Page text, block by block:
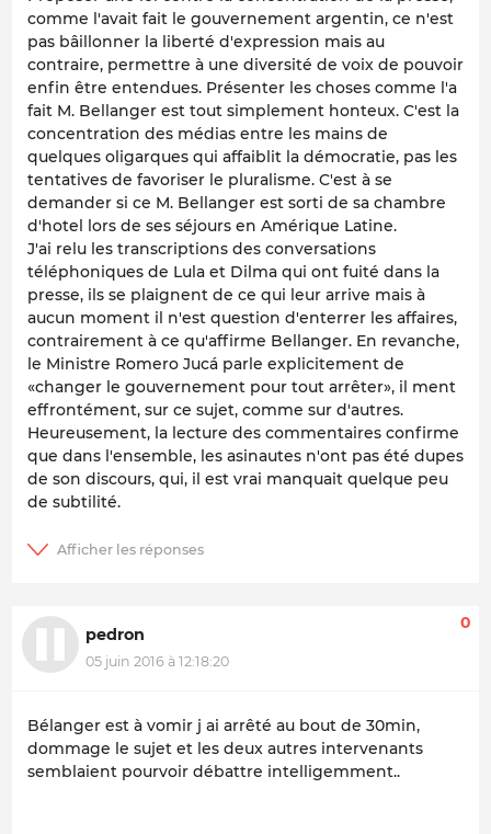
comme l'avait fait le gouvernement argentin, ce n'est
pas bâillonner la liberté d'expression mais au
contraire, permettre à une diversité de voix de pouvoir
enfin être entendues. Présenter les choses comme l'a
fait M. Bellanger est tout simplement honteux. C'est la
concentration des médias entre les mains de
quelques oligarques qui affaiblit la démocratie, pas les
tentatives de favoriser le pluralisme. C'est à se
demander si ce M. Bellanger est sorti de sa chambre
d'hotel lors de ses séjours en Amérique Latine.
J'ai relu les transcriptions des conversations
téléphoniques de Lula et Dilma qui ont fuité dans la
presse, ils se plaignent de ce qui leur arrive mais à
aucun moment il n'est question d'enterrer les affaires,
contrairement à ce qu'affirme Bellanger. En revanche,
le Ministre Romero Jucá parle explicitement de
«changer le gouvernement pour tout arrêter», il ment
effrontément, sur ce sujet, comme sur d'autres.
Heureusement, la lecture des commentaires confirme
que dans l'ensemble, les asinautes n'ont pas été dupes
de son discours, qui, il est vrai manquait quelque peu
de subtilité.
pedron
05 juin 2016 à 12:18:20
0
Bélanger est à vomir j ai arrêté au bout de 30min,
dommage le sujet et les deux autres intervenants
semblaient pourvoir débattre intelligemment..